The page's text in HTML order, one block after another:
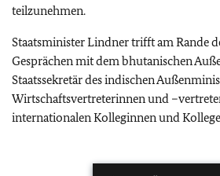
teilzunehmen.
Staatsminister Lindner trifft am Rande
Gesprächen mit dem bhutanischen
Staatssekretär des indischen
Wirtschaftsvertreterinnen und
internationalen Kolleginnen und